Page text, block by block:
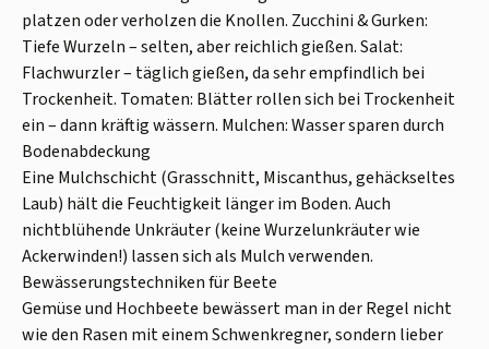
platzen oder verholzen die Knollen. Zucchini & Gurken:
Tiefe Wurzeln – selten, aber reichlich gießen. Salat:
Flachwurzler – täglich gießen, da sehr empfindlich bei
Trockenheit. Tomaten: Blätter rollen sich bei Trockenheit
ein – dann kräftig wässern. Mulchen: Wasser sparen durch
Bodenabdeckung
Eine Mulchschicht (Grasschnitt, Miscanthus, gehäckseltes
Laub) hält die Feuchtigkeit länger im Boden. Auch
nichtblühende Unkräuter (keine Wurzelunkräuter wie
Ackerwinden!) lassen sich als Mulch verwenden.
Bewässerungstechniken für Beete
Gemüse und Hochbeete bewässert man in der Regel nicht
wie den Rasen mit einem Schwenkregner, sondern lieber